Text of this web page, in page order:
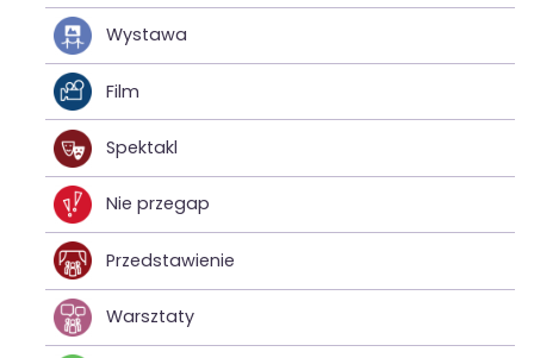
Wystawa
Film
Spektakl
Nie przegap
Przedstawienie
Warsztaty